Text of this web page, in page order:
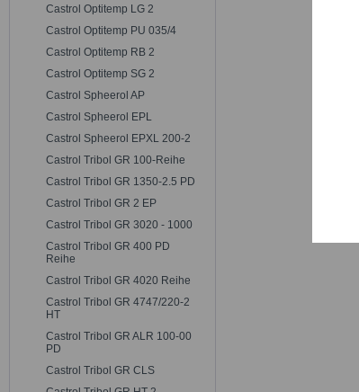
Castrol Optitemp LG 2
Castrol Optitemp PU 035/4
Castrol Optitemp RB 2
Castrol Optitemp SG 2
Castrol Spheerol AP
Castrol Spheerol EPL
Castrol Spheerol EPXL 200-2
Castrol Tribol GR 100-Reihe
Castrol Tribol GR 1350-2.5 PD
Castrol Tribol GR 2 EP
Castrol Tribol GR 3020 - 1000
Castrol Tribol GR 400 PD
Reihe
Castrol Tribol GR 4020 Reihe
Castrol Tribol GR 4747/220-2
HT
Castrol Tribol GR ALR 100-00
PD
Castrol Tribol GR CLS